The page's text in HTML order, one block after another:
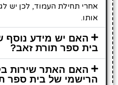
אחרי תחילת העמוד, לכן יש
אותו.
האם יש מידע נוסף
בית ספר תורת זאב?
האם האתר שירות
הרישמי של בית ספר